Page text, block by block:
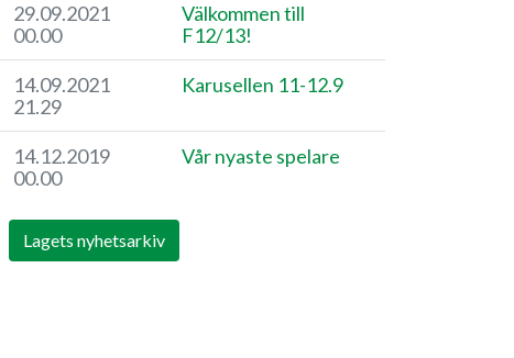
29.09.2021
00.00
Välkommen till
F12/13!
14.09.2021
21.29
Karusellen 11-12.9
14.12.2019
00.00
Vår nyaste spelare
Lagets nyhetsarkiv